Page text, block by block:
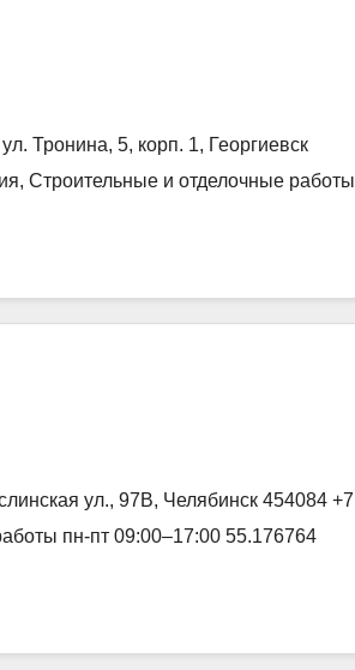
Тронина, 5, корп. 1, Георгиевск
Строительные и отделочные работы
ул., 97В, Челябинск 454084 +7
пн-пт 09:00–17:00 55.176764